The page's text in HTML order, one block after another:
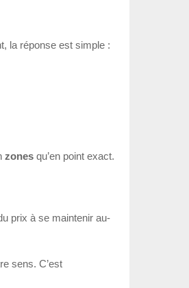
la réponse est simple :
zones qu’en point exact.
prix à se maintenir au-
sens. C’est